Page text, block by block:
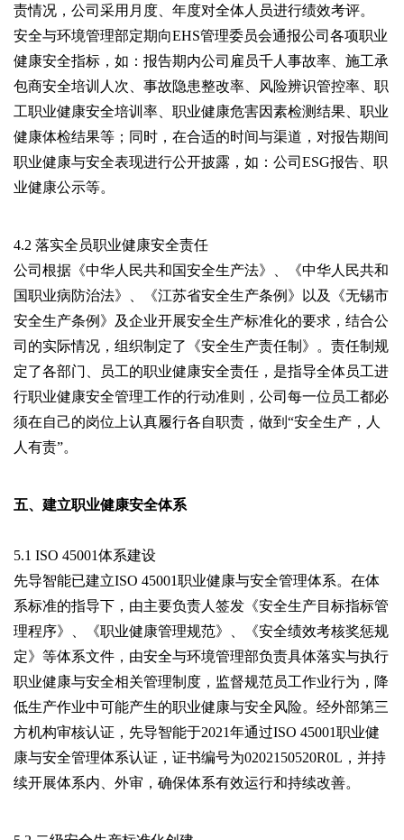
责情况，公司采用月度、年度对全体人员进行绩效考评。
安全与环境管理部定期向EHS管理委员会通报公司各项职业
健康安全指标，如：报告期内公司雇员千人事故率、施工承
包商安全培训人次、事故隐患整改率、风险辨识管控率、职
工职业健康安全培训率、职业健康危害因素检测结果、职业
健康体检结果等；同时，在合适的时间与渠道，对报告期间
职业健康与安全表现进行公开披露，如：公司ESG报告、职
业健康公示等。
4.2 落实全员职业健康安全责任
公司根据《中华人民共和国安全生产法》、《中华人民共和
国职业病防治法》、《江苏省安全生产条例》以及《无锡市
安全生产条例》及企业开展安全生产标准化的要求，结合公
司的实际情况，组织制定了《安全生产责任制》。责任制规
定了各部门、员工的职业健康安全责任，是指导全体员工进
行职业健康安全管理工作的行动准则，公司每一位员工都必
须在自己的岗位上认真履行各自职责，做到“安全生产，人
人有责”。
五、建立职业健康安全体系
5.1 ISO 45001体系建设
先导智能已建立ISO 45001职业健康与安全管理体系。在体
系标准的指导下，由主要负责人签发《安全生产目标指标管
理程序》、《职业健康管理规范》、《安全绩效考核奖惩规
定》等体系文件，由安全与环境管理部负责具体落实与执行
职业健康与安全相关管理制度，监督规范员工作业行为，降
低生产作业中可能产生的职业健康与安全风险。经外部第三
方机构审核认证，先导智能于2021年通过ISO 45001职业健
康与安全管理体系认证，证书编号为0202150520R0L，并持
续开展体系内、外审，确保体系有效运行和持续改善。